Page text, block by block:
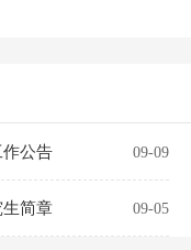
公告 09-09
简章 09-05